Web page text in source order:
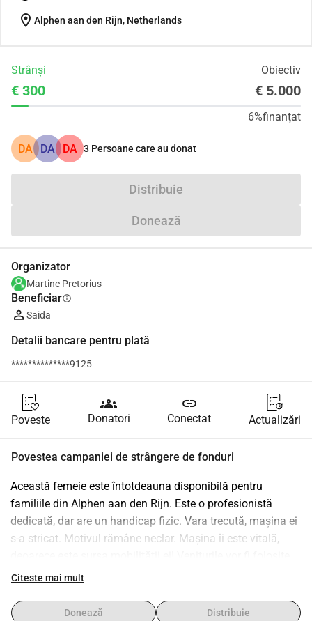
location_on Alphen aan den Rijn, Netherlands
Strânși Obiectiv
€ 300 € 5.000
6%finanțat
DA DA DA 3 Persoane care au donat
Distribuie
Donează
Organizator
Martine Pretorius
Beneficiarinfo
Saida
Detalii bancare pentru plată
**************9125
Poveste
groups
Donatori
link
Conectat Actualizări
Povestea campaniei de strângere de fonduri
Această femeie este întotdeauna disponibilă pentru
familiile din Alphen aan den Rijn. Este o profesionistă
dedicată, dar are un handicap fizic. Vara trecută, mașina ei
s-a stricat. Motivul rămâne neclar. Mașina îi este vitală,
pentru a acoperi costurile întoarcerii/sejurului (acestea nu
Citeste mai mult
Donează Distribuie